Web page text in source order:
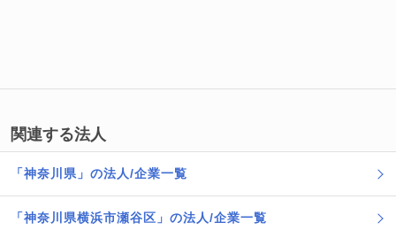
関連する法人
「神奈川県」の法人/企業一覧
「神奈川県横浜市瀬谷区」の法人/企業一覧